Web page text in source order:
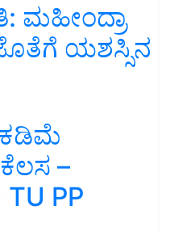
ಮಹೀಂದ್ರಾ
ಯಶಸ್ಸಿನ
–
PP